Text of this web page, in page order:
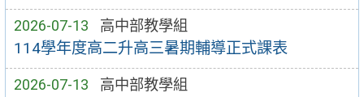
2026-07-13 高中部教學組
114學年度高二升高三暑期輔導正式課表
2026-07-13 高中部教學組